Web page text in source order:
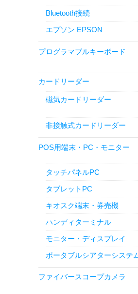
Bluetooth接続
エプソン EPSON
プログラマブルキーボード
カードリーダー
磁気カードリーダー
非接触式カードリーダー
POS用端末・PC・モニター
タッチパネルPC
タブレットPC
キオスク端末・券売機
ハンディターミナル
モニター・ディスプレイ
ポータブルシアターシステ
ファイバースコープカメラ